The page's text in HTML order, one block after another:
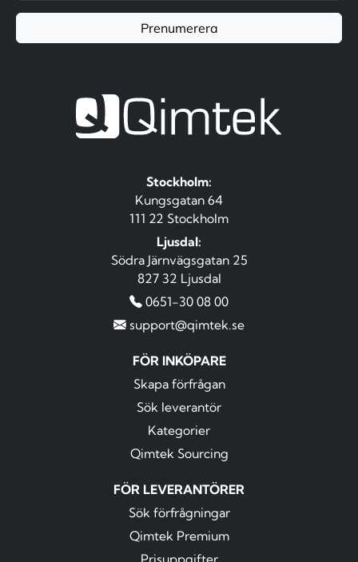
Prenumerera
Stockholm:
Kungsgatan 64
111 22 Stockholm
Ljusdal:
Södra Järnvägsgatan 25
827 32 Ljusdal
0651-30 08 00
support@qimtek.se
FÖR INKÖPARE
Skapa förfrågan
Sök leverantör
Kategorier
Qimtek Sourcing
FÖR LEVERANTÖRER
Sök förfrågningar
Qimtek Premium
Prisuppgifter